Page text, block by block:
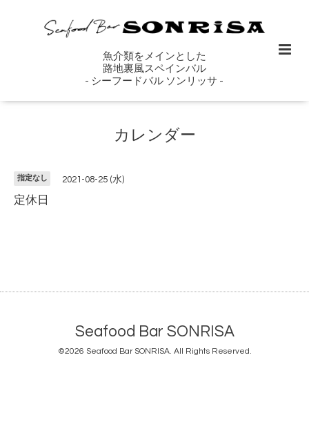
魚介類をメインとした
路地裏風スペインバル
- シーフードバル ソンリッサ -
カレンダー
指定なし 2021-08-25 (水)
定休日
Seafood Bar SONRISA
©2026 Seafood Bar SONRISA. All Rights Reserved.